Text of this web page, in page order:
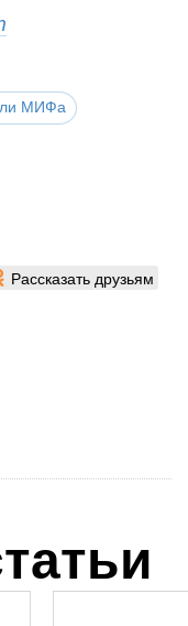
МИФа
Рассказать друзьям